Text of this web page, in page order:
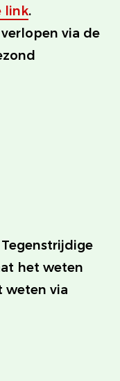
link.
via de
het weten
weten via